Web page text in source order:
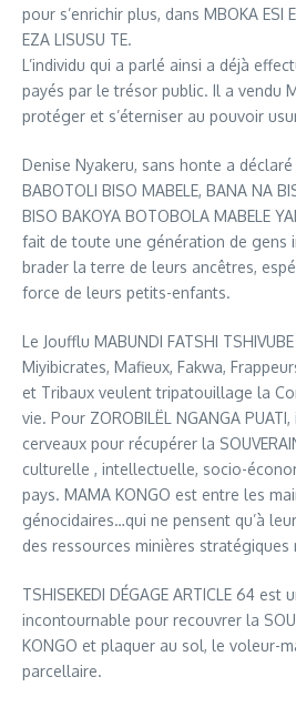
pour s’enrichir plus, dans MBOKA ESI
EZA LISUSU TE.
L’individu qui a parlé ainsi a déjà
payés par le trésor public. Il a vendu
protéger et s’éterniser au pouvoir
Denise Nyakeru, sans honte a déclaré
BABOTOLI BISO MABELE, BANA NA
BISO BAKOYA BOTOBOLA MABELE
fait de toute une génération de gens
brader la terre de leurs ancêtres,
force de leurs petits-enfants.
Le Joufflu MABUNDI FATSHI
Miyibicrates, Mafieux, Fakwa,
et Tribaux veulent tripatouillage la
vie. Pour ZOROBILËL NGANGA
cerveaux pour récupérer la
culturelle , intellectuelle, socio-
pays. MAMA KONGO est entre les
génocidaires…qui ne pensent qu’à
des ressources minières stratégiques
TSHISEKEDI DÉGAGE ARTICLE 64
incontournable pour recouvrer la
KONGO et plaquer au sol, le voleur-
parcellaire.